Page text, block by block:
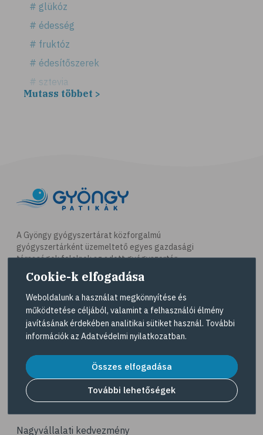
# glükóz
# édesség
# fruktóz
# édesítőszerek
# sztevia
# fogadalom
# célkitűzés
# étkezési napló
# hal
# egészséges táplálkozás
# omega-3
# A-vitamin
# ásványi anyagok
# ízületi fájdalom
# ízületek
# csontok
Mutass többet >
A Gyöngy gyógyszertárat közforgalmú
gyógyszertárként üzemeltető egyes gazdasági
társaságok felelnek az adott gyógyszertár
működésért. A Gyöngy gyógyszertárak listáját és
elérhetőségeit a Gyógyszertár kereső
tekintheti meg.
Navigáció
Dermokozmetikumok
Gyöngy Patika Magazin
Nagyvállalati kedvezmény
Cookie-k elfogadása
Weboldalunk a használat megkönnyítése és
működtetése céljából, valamint a felhasználói élmény
javításának érdekében analitikai sütiket használ. További
információk az Adatvédelmi nyilatkozatban.
Összes elfogadása
További lehetőségek